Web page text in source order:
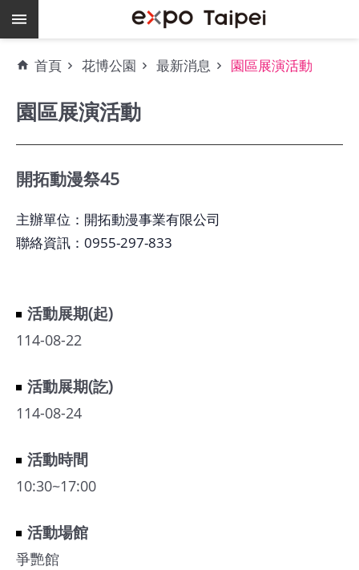
跳到主要內容區塊
門
地
借
空
期
爭
館
會
展
臺
北
回
饋
首頁 花博公園 最新消息 園區展演活動
園區展演活動
開拓動漫祭45
主辦單位：開拓動漫事業有限公司
聯絡資訊：0955-297-833
活動展期(起)
114-08-22
活動展期(訖)
114-08-24
活動時間
10:30~17:00
活動場館
爭艷館